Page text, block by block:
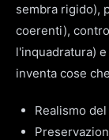
sembra rigido),
coerenti),
l'inquadratura)
inventa cose
Realismo